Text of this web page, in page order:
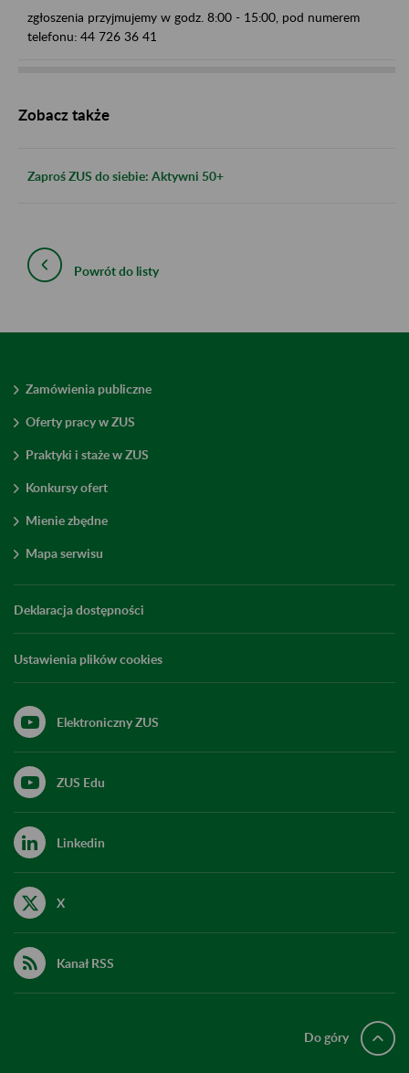
zgłoszenia przyjmujemy w godz. 8:00 - 15:00, pod numerem
telefonu: 44 726 36 41
Zobacz także
Zaproś ZUS do siebie: Aktywni 50+
Powrót do listy
Zamówienia publiczne
Oferty pracy w ZUS
Praktyki i staże w ZUS
Konkursy ofert
Mienie zbędne
Mapa serwisu
Deklaracja dostępności
Ustawienia plików cookies
Elektroniczny ZUS
ZUS Edu
Linkedin
X
Kanał RSS
Do góry